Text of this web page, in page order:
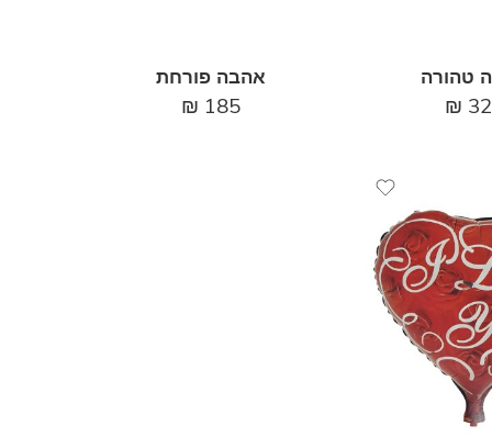
טהורה
₪
אהבה פורחת
185
₪